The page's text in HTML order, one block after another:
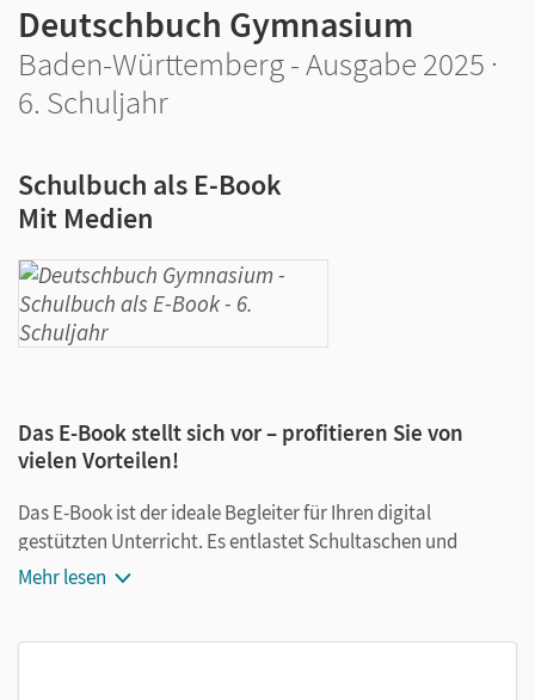
Deutschbuch Gymnasium
Baden-Württemberg - Ausgabe 2025 ·
6. Schuljahr
Schulbuch als E-Book
Mit Medien
Das E-Book stellt sich vor – profitieren Sie von
vielen Vorteilen!
Das E-Book ist der ideale Begleiter für Ihren digital
gestützten Unterricht. Es entlastet Schultaschen und
Rucksäcke und ist jederzeit unkompliziert verfügbar.
Mehr lesen